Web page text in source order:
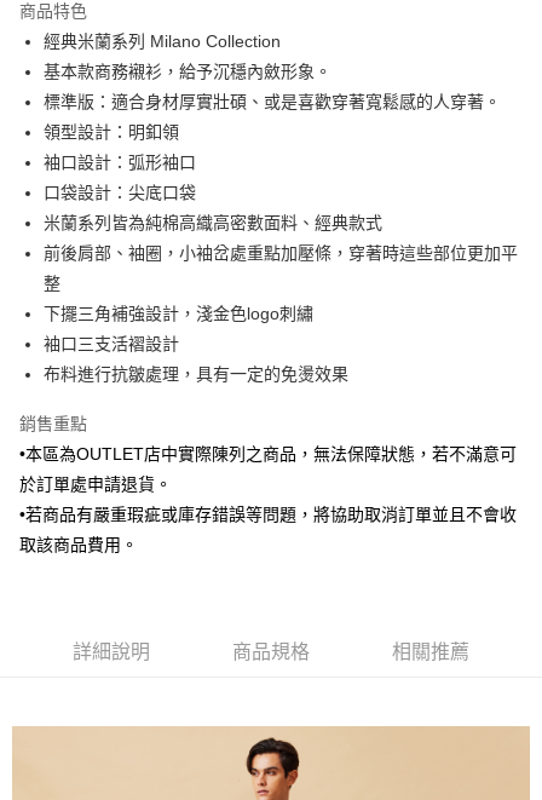
合作金庫商業銀行
華南商業銀行
上海商業儲蓄銀行
台北富邦商業銀行
國泰世華商業銀行
兆豐國際商業銀行
臺灣中小企業銀行
匯豐（台灣）商業銀行
聯邦商業銀行
元大商業銀行
玉山商業銀行
星展（台灣）商業銀行
台新國際商業銀行
中國信託商業銀行
台灣樂天信用卡公司
6 期 0 利率 每期
華南商業銀行
彰化商業銀行
上海商業儲蓄銀行
台北富邦商業銀行
國泰世華商業銀行
臺灣中小企業銀行
匯豐（台灣）商業銀行
聯邦商業銀行
遠東國際商業銀行
元大商業銀行
永豐商業銀行
玉山商業銀行
星展（台灣）商業銀行
台新國際商業銀行
台灣樂天信用卡公司
LINE Pay
Apple Pay
街口支付
悠遊付
Google Pay
ATM付款
運送方式
新竹物流宅配
每筆NT$120，滿NT$3,000(含以上)免運費
新竹物流離島宅配
每筆NT$350，滿NT$3,500(含以上)免運費
LINEX 宇迅國際
商品特色
經典米蘭系列 Milano Collection
基本款商務襯衫，給予沉穩內斂形象。
標準版：適合身材厚實壯碩、或是喜歡穿著寬鬆感的人穿著。
領型設計：明釦領
袖口設計：弧形袖口
口袋設計：尖底口袋
米蘭系列皆為純棉高織高密數面料、經典款式
前後肩部、袖圈，小袖岔處重點加壓條，穿著時這些部位更加平
整
下擺三角補強設計，淺金色logo刺繡
袖口三支活褶設計
布料進行抗皺處理，具有一定的免燙效果
銷售重點
•本區為OUTLET店中實際陳列之商品，無法保障狀態，若不滿意可
於訂單處申請退貨。
•若商品有嚴重瑕疵或庫存錯誤等問題，將協助取消訂單並且不會收
取該商品費用。
詳細說明 商品規格 相關推薦